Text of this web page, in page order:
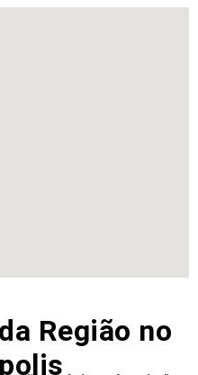
Região no